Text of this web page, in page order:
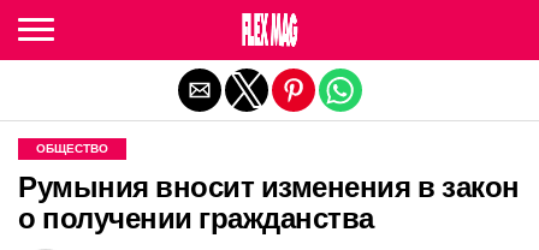
ОБЩЕСТВО
Румыния вносит изменения в закон
о получении гражданства
Exit mobile version